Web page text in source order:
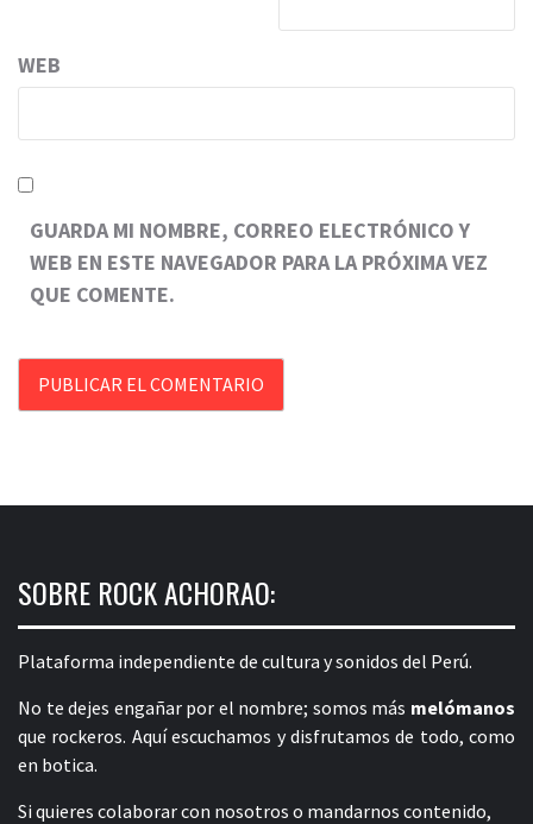
WEB
GUARDA MI NOMBRE, CORREO ELECTRÓNICO Y
WEB EN ESTE NAVEGADOR PARA LA PRÓXIMA VEZ
QUE COMENTE.
SOBRE ROCK ACHORAO:
Plataforma independiente de cultura y sonidos del Perú.
No te dejes engañar por el nombre; somos más melómanos
que rockeros. Aquí escuchamos y disfrutamos de todo, como
en botica.
Si quieres colaborar con nosotros o mandarnos contenido,